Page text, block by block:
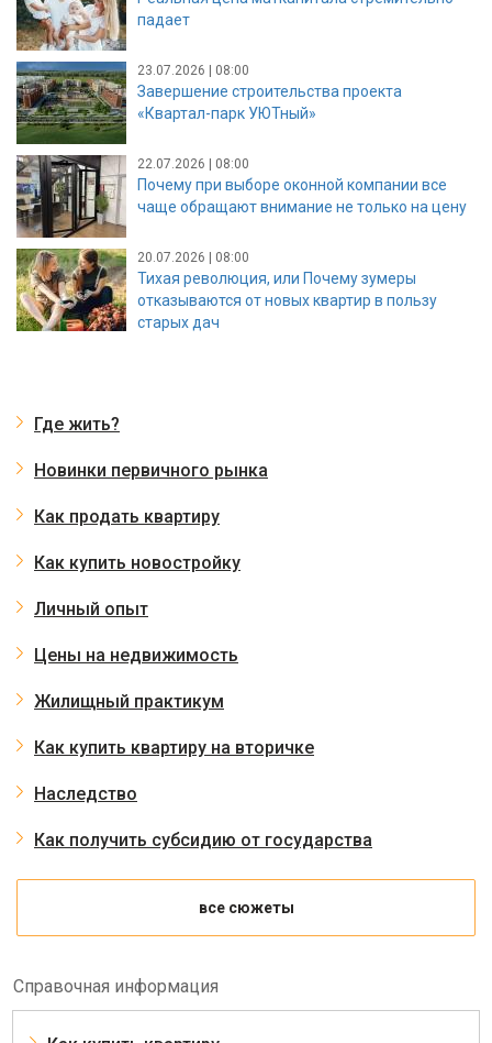
падает
23.07.2026 | 08:00
Завершение строительства проекта
«Квартал-парк УЮТный»
22.07.2026 | 08:00
Почему при выборе оконной компании все
чаще обращают внимание не только на цену
20.07.2026 | 08:00
Тихая революция, или Почему зумеры
отказываются от новых квартир в пользу
старых дач
Где жить?
Новинки первичного рынка
Как продать квартиру
Как купить новостройку
Личный опыт
Цены на недвижимость
Жилищный практикум
Как купить квартиру на вторичке
Наследство
Как получить субсидию от государства
все сюжеты
Справочная информация